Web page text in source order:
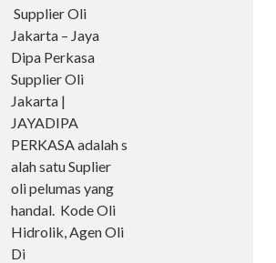
Supplier Oli
Jakarta – Jaya
Dipa Perkasa
Supplier Oli
Jakarta |
JAYADIPA
PERKASA adalah s
alah satu Suplier
oli pelumas yang
handal. Kode Oli
Hidrolik, Agen Oli
Di